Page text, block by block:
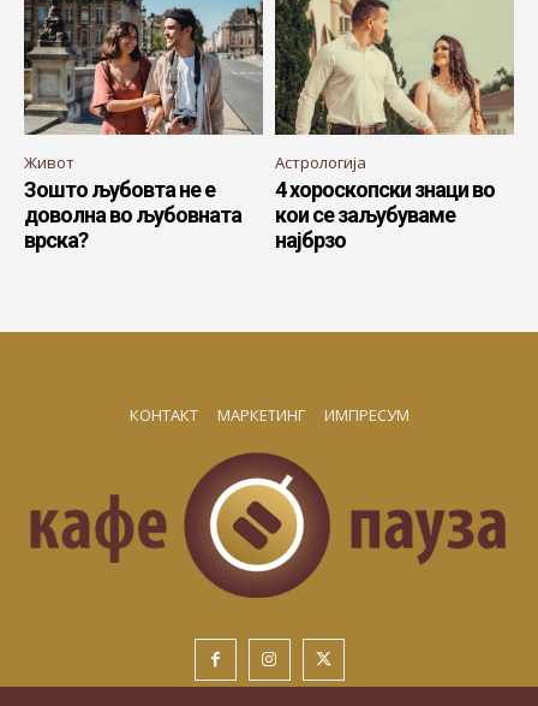
Живот
Зошто љубовта не е
доволна во љубовната
врска?
Астрологија
4 хороскопски знаци во
кои се заљубуваме
најбрзо
КОНТАКТ МАРКЕТИНГ ИМПРЕСУМ